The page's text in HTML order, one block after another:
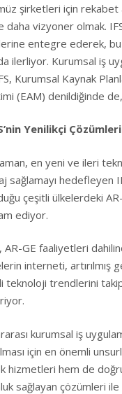
şirketleri için
daha vizyoner olmak.
entegre ederek, bu
ilerliyor. Kurumsal iş
Kurumsal Kaynak
(EAM) denildiğinde
Yenilikçi
en yeni ve ileri
sağlamayı hedefleyen
çeşitli ülkelerdeki
ediyor.
AR-GE faaliyetleri
interneti, artırılmış
teknoloji trendlerini
kurumsal iş
için en önemli
hizmetleri hem de
sağlayan çözümleri ile